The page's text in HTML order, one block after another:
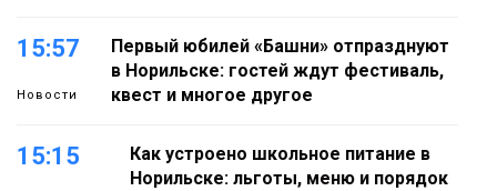
15:57
Новости
Первый юбилей «Башни» отпразднуют
в Норильске: гостей ждут фестиваль,
квест и многое другое
15:15
Как устроено школьное питание в
Норильске: льготы, меню и порядок